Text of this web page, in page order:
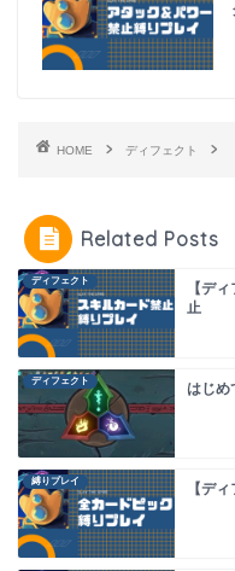
HOME ディフェクト
Related Posts
ディフェクト
【デ
止
ディフェクト はじめ
縛りプレイ 【デ